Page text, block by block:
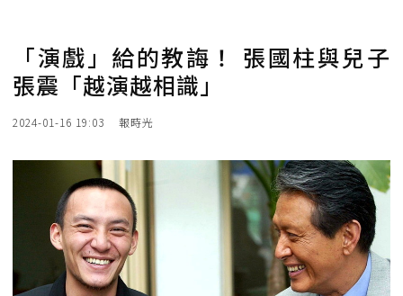
「演戲」給的教誨！ 張國柱與兒子
張震「越演越相識」
2024-01-16 19:03 報時光